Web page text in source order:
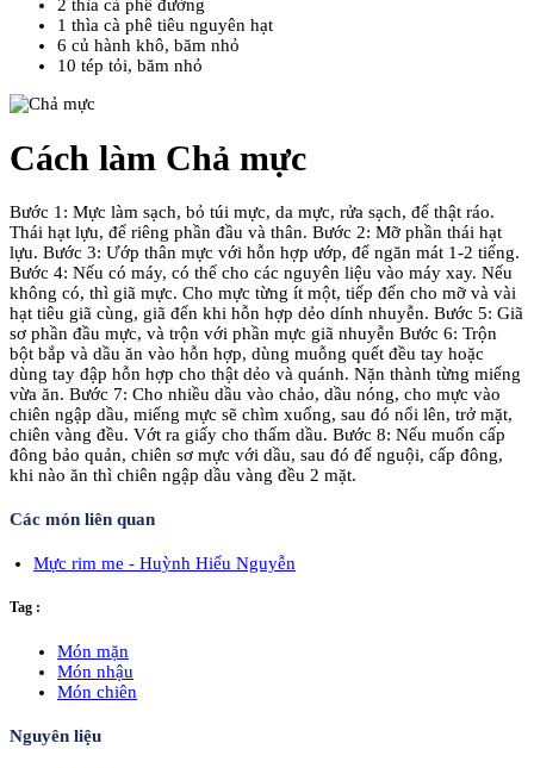
2 thìa cà phê đường
1 thìa cà phê tiêu nguyên hạt
6 củ hành khô, băm nhỏ
10 tép tỏi, băm nhỏ
Cách làm Chả mực
Bước 1: Mực làm sạch, bỏ túi mực, da mực, rửa sạch, để thật ráo.
Thái hạt lựu, để riêng phần đầu và thân. Bước 2: Mỡ phần thái hạt
lựu. Bước 3: Ướp thân mực với hỗn hợp ướp, để ngăn mát 1-2 tiếng.
Bước 4: Nếu có máy, có thể cho các nguyên liệu vào máy xay. Nếu
không có, thì giã mực. Cho mực từng ít một, tiếp đến cho mỡ và vài
hạt tiêu giã cùng, giã đến khi hỗn hợp dẻo dính nhuyễn. Bước 5: Giã
sơ phần đầu mực, và trộn với phần mực giã nhuyễn Bước 6: Trộn
bột bắp và dầu ăn vào hỗn hợp, dùng muỗng quết đều tay hoặc
dùng tay đập hỗn hợp cho thật dẻo và quánh. Nặn thành từng miếng
vừa ăn. Bước 7: Cho nhiều dầu vào chảo, dầu nóng, cho mực vào
chiên ngập dầu, miếng mực sẽ chìm xuống, sau đó nổi lên, trở mặt,
chiên vàng đều. Vớt ra giấy cho thấm dầu. Bước 8: Nếu muốn cấp
đông bảo quản, chiên sơ mực với dầu, sau đó để nguội, cấp đông,
khi nào ăn thì chiên ngập dầu vàng đều 2 mặt.
Các món liên quan
Mực rim me - Huỳnh Hiếu Nguyễn
Tag :
Món mặn
Món nhậu
Món chiên
Nguyên liệu